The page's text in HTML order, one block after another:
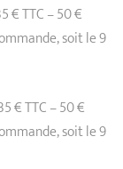
€ TTC – 50 €
soit le 9
€ TTC – 50 €
soit le 9